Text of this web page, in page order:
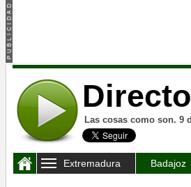
Directo
Las cosas como son. 9
Extremadura Badajoz